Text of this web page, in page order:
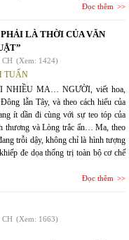
Đọc thêm
LÀ THỜI CỦA VĂN
CH (Xem: 1424)
TUẤN
NHIỀU MA… NGƯỜI, viết hoa,
lẫn Tây, và theo cách hiểu của
ít dần đi cùng với sự teo tóp của
thương và Lòng trắc ẩn… Ma, theo
trỗi dậy, không chỉ là hình tượng
đe dọa thống trị toàn bộ cơ chế
Đọc thêm
CH (Xem: 1663)